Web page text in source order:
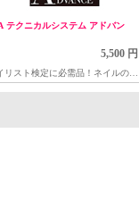
テクニカルシステム アドバン
5,500 円
リスト検定に必需品！ネイルの基
マスターした方向けのプロフェッ